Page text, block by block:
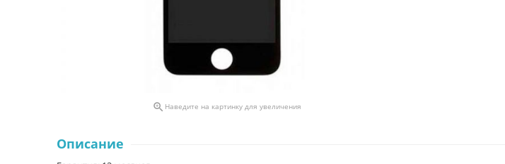
 Наведите на картинку для увеличения
Описание